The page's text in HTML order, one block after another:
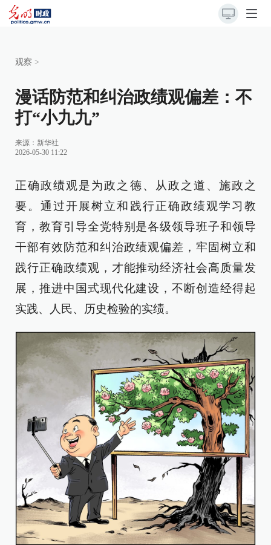
观察 >
漫话防范和纠治政绩观偏差：不
打“小九九”
来源： 新华社
2026-05-30 11:22
正确政绩观是为政之德、从政之道、施政之
要。通过开展树立和践行正确政绩观学习教
育，教育引导全党特别是各级领导班子和领导
干部有效防范和纠治政绩观偏差，牢固树立和
践行正确政绩观，才能推动经济社会高质量发
展，推进中国式现代化建设，不断创造经得起
实践、人民、历史检验的实绩。